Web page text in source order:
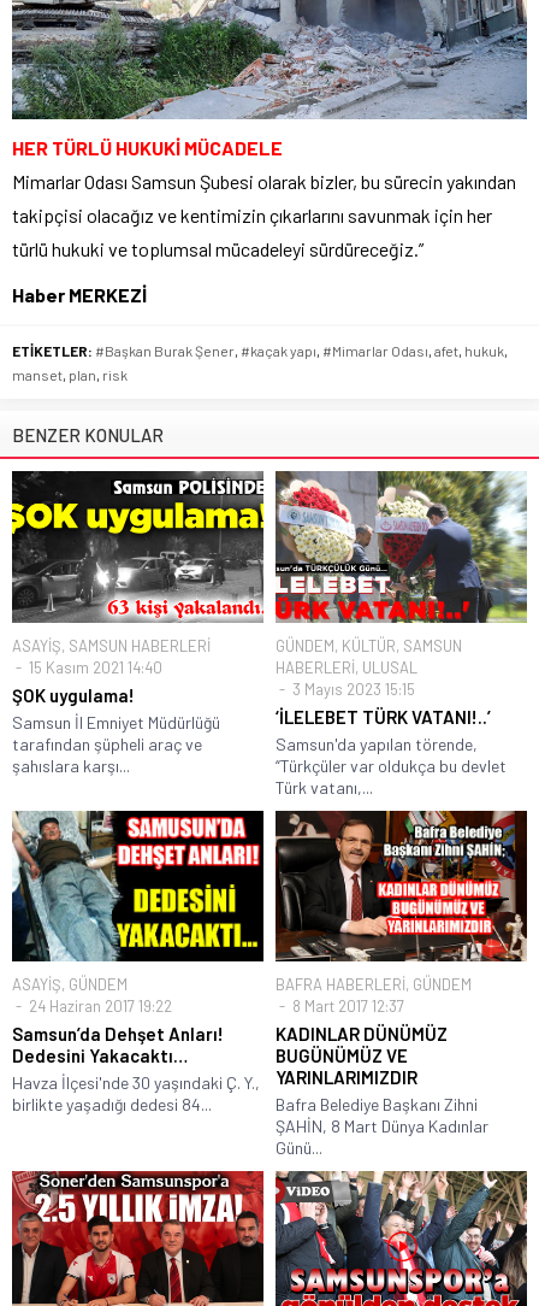
HER TÜRLÜ HUKUKİ MÜCADELE
Mimarlar Odası Samsun Şubesi olarak bizler, bu sürecin yakından
takipçisi olacağız ve kentimizin çıkarlarını savunmak için her
türlü hukuki ve toplumsal mücadeleyi sürdüreceğiz.”
Haber MERKEZİ
ETİKETLER: #Başkan Burak Şener, #kaçak yapı, #Mimarlar Odası, afet, hukuk,
manset, plan, risk
BENZER KONULAR
ASAYİŞ, SAMSUN HABERLERİ
15 Kasım 2021 14:40
ŞOK uygulama!
Samsun İl Emniyet Müdürlüğü
tarafından şüpheli araç ve
şahıslara karşı...
GÜNDEM, KÜLTÜR, SAMSUN
HABERLERİ, ULUSAL
3 Mayıs 2023 15:15
‘İLELEBET TÜRK VATANI!..’
Samsun'da yapılan törende,
“Türkçüler var oldukça bu devlet
Türk vatanı,...
ASAYİŞ, GÜNDEM
24 Haziran 2017 19:22
Samsun’da Dehşet Anları!
Dedesini Yakacaktı…
Havza İlçesi'nde 30 yaşındaki Ç. Y.,
birlikte yaşadığı dedesi 84...
BAFRA HABERLERİ, GÜNDEM
8 Mart 2017 12:37
KADINLAR DÜNÜMÜZ
BUGÜNÜMÜZ VE
YARINLARIMIZDIR
Bafra Belediye Başkanı Zihni
ŞAHİN, 8 Mart Dünya Kadınlar
Günü...